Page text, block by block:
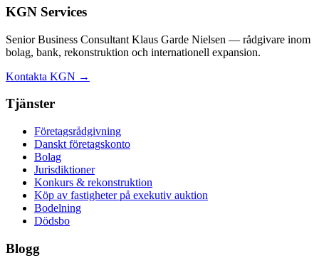
KGN Services
Senior Business Consultant Klaus Garde Nielsen — rådgivare inom
bolag, bank, rekonstruktion och internationell expansion.
Kontakta KGN →
Tjänster
Företagsrådgivning
Danskt företagskonto
Bolag
Jurisdiktioner
Konkurs & rekonstruktion
Köp av fastigheter på exekutiv auktion
Bodelning
Dödsbo
Blogg